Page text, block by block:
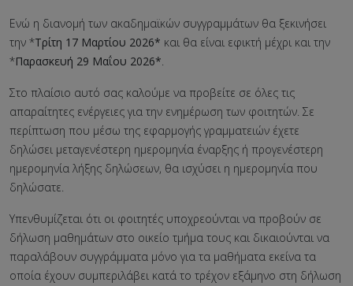
Ενώ η διανομή των ακαδημαϊκών συγγραμμάτων θα ξεκινήσει
την *Τρίτη 17 Μαρτίου 2026* και θα είναι εφικτή μέχρι και την
*Παρασκευή 29 Μαΐου 2026*.
Στο πλαίσιο αυτό σας καλούμε να προβείτε σε όλες τις
απαραίτητες ενέργειες για την ενημέρωση των φοιτητών. Σε
περίπτωση που μέσω της εφαρμογής γραμματειών έχετε
δηλώσει μεταγενέστερη ημερομηνία έναρξης ή προγενέστερη
ημερομηνία λήξης δηλώσεων, θα ισχύσει η ημερομηνία που
δηλώσατε.
Υπενθυμίζεται ότι οι φοιτητές υποχρεούνται να προβούν σε
δήλωση μαθημάτων στο οικείο τμήμα τους και δικαιούνται να
παραλάβουν συγγράμματα μόνο για τα μαθήματα εκείνα τα
οποία έχουν συμπεριλάβει κατά το τρέχον εξάμηνο στη δήλωση